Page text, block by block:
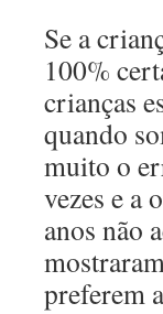
Se a
100%
crianças
quando
muito o
vezes e a
anos não
preferem